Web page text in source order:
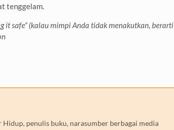
tenggelam.
it safe”(kalau mimpi Anda tidak menakutkan, berarti
penulis buku, narasumber berbagai media